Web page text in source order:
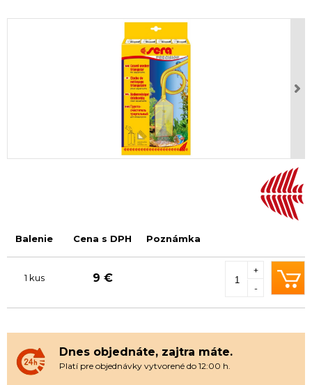
Balenie Cena s DPH Poznámka
1 kus 9 €
-
+
Dnes objednáte, zajtra máte.
Platí pre objednávky vytvorené do 12:00 h.